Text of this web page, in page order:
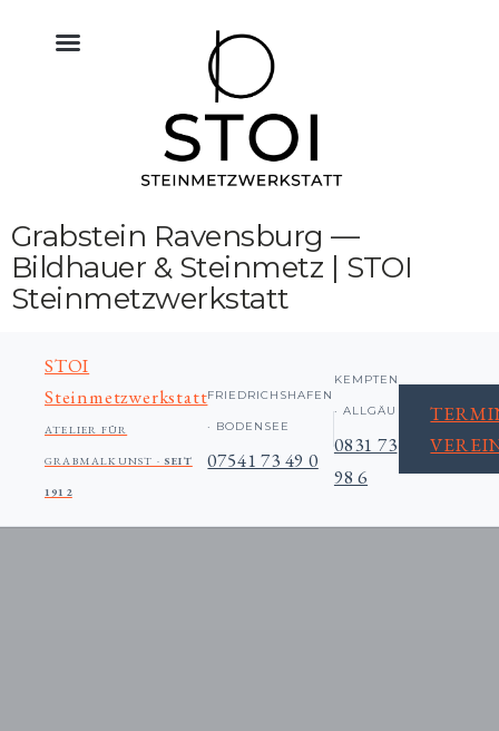
Grabstein Ravensburg —
Bildhauer & Steinmetz | STOI
Steinmetzwerkstatt
STOI
Steinmetzwerkstatt
ATELIER FÜR
GRABMALKUNST · SEIT
1912
FRIEDRICHSHAFEN
· BODENSEE
07541 73 49 0
KEMPTEN
· ALLGÄU
0831 73
98 6